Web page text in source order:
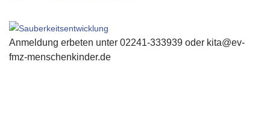
Anmeldung erbeten unter 02241-333939 oder kita@ev-
fmz-menschenkinder.de